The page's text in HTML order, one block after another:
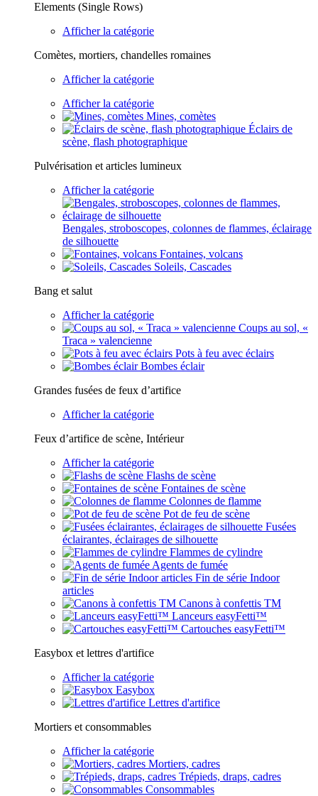
Elements (Single Rows)
Afficher la catégorie
Comètes, mortiers, chandelles romaines
Afficher la catégorie
Afficher la catégorie
Mines, comètes
Éclairs de
scène, flash photographique
Pulvérisation et articles lumineux
Afficher la catégorie
Bengales, stroboscopes, colonnes de flammes, éclairage
de silhouette
Fontaines, volcans
Soleils, Cascades
Bang et salut
Afficher la catégorie
Coups au sol, «
Traca » valencienne
Pots à feu avec éclairs
Bombes éclair
Grandes fusées de feux d’artifice
Afficher la catégorie
Feux d’artifice de scène, Intérieur
Afficher la catégorie
Flashs de scène
Fontaines de scène
Colonnes de flamme
Pot de feu de scène
Fusées
éclairantes, éclairages de silhouette
Flammes de cylindre
Agents de fumée
Fin de série Indoor
articles
Canons à confettis TM
Lanceurs easyFetti™
Cartouches easyFetti™
Easybox et lettres d'artifice
Afficher la catégorie
Easybox
Lettres d'artifice
Mortiers et consommables
Afficher la catégorie
Mortiers, cadres
Trépieds, draps, cadres
Consommables